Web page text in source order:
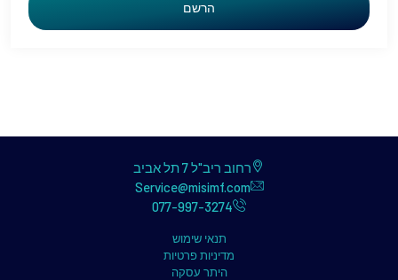
הרשם
רחוב ריב"ל 7 תל אביב
Service@misimf.com
077-997-3274
תנאי שימוש
מדיניות פרטיות
היתר עסקה